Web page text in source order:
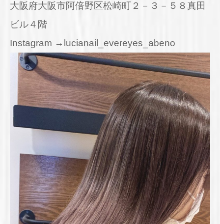
大阪府大阪市阿倍野区松崎町２－３－５８真田
ビル４階
Instagram →lucianail_evereyes_abeno